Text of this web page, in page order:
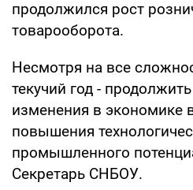
продолжился рост
товарооборота.
Несмотря на все
текучий год -
изменения в экономике
повышения
промышленного
Секретарь СНБОУ.